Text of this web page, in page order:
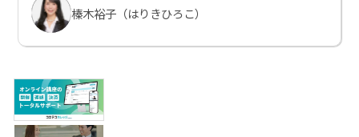
榛木裕子（はりきひろこ）